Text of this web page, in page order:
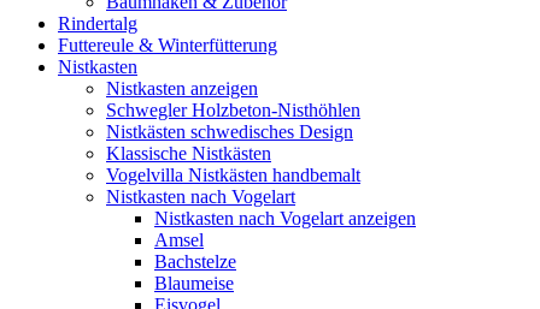
Rindertalg
Futtereule & Winterfütterung
Nistkasten
Nistkasten anzeigen
Schwegler Holzbeton-Nisthöhlen
Nistkästen schwedisches Design
Klassische Nistkästen
Vogelvilla Nistkästen handbemalt
Nistkasten nach Vogelart
Nistkasten nach Vogelart anzeigen
Amsel
Bachstelze
Blaumeise